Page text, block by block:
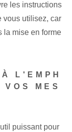
les instructions
vous utilisez, car
la mise en forme
L'EMPH
MES
puissant pour